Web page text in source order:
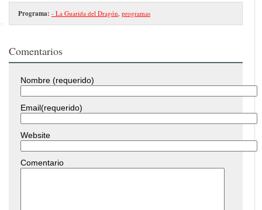
Programa: - La Guarida del Dragón, programas
Comentarios
Nombre (requerido)
Email(requerido)
Website
Comentario